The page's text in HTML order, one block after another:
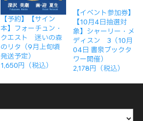
【予約】【サイン
本】フォーチュン・
クエスト 迷いの森
のリタ（9月上旬頃
発送予定）
1,650円（税込）
【イベント参加券】
【10月4日抽選対
象】シャーリー・メ
ディスン 3（10月
04日 書泉ブックタ
ワー開催）
2,178円（税込）